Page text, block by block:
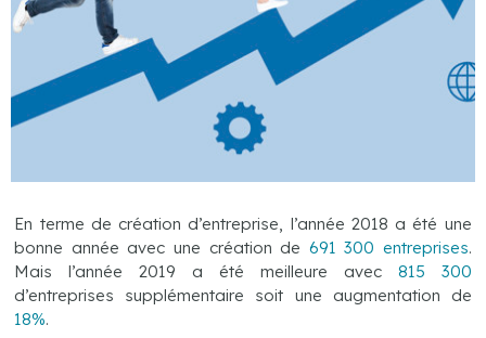
En terme de création d’entreprise, l’année 2018 a été une
bonne année avec une création de 691 300 entreprises.
Mais l’année 2019 a été meilleure avec815 300
d’entreprises supplémentaire soit une augmentation de
18%.